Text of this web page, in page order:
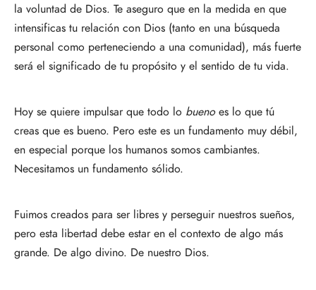
la voluntad de Dios. Te aseguro que en la medida en que
intensificas tu relación con Dios (tanto en una búsqueda
personal como perteneciendo a una comunidad), más fuerte
será el significado de tu propósito y el sentido de tu vida.
Hoy se quiere impulsar que todo lo buenoes lo que tú
creas que es bueno. Pero este es un fundamento muy débil,
en especial porque los humanos somos cambiantes.
Necesitamos un fundamento sólido.
Fuimos creados para ser libres y perseguir nuestros sueños,
pero esta libertad debe estar en el contexto de algo más
grande. De algo divino. De nuestro Dios.